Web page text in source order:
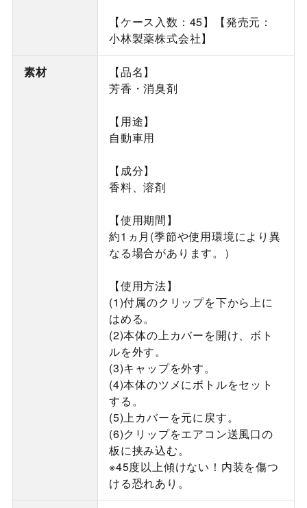
【ケース入数：45】【発売元：
小林製薬株式会社】
素材
【品名】
芳香・消臭剤
【用途】
自動車用
【成分】
香料、溶剤
【使用期間】
約1ヵ月(季節や使用環境により異
なる場合があります。）
【使用方法】
(1)付属のクリップを下から上に
はめる。
(2)本体の上カバーを開け、ボト
ルを外す。
(3)キャップを外す。
(4)本体のツメにボトルをセット
する。
(5)上カバーを元に戻す。
(6)クリップをエアコン送風口の
板に挟み込む。
※45度以上傾けない！内装を傷つ
ける恐れあり。